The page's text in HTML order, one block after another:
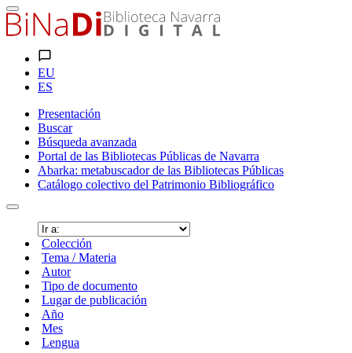
EU
ES
Presentación
Buscar
Búsqueda avanzada
Portal de las Bibliotecas Públicas de Navarra
Abarka: metabuscador de las Bibliotecas Públicas
Catálogo colectivo del Patrimonio Bibliográfico
Colección
Tema / Materia
Autor
Tipo de documento
Lugar de publicación
Año
Mes
Lengua